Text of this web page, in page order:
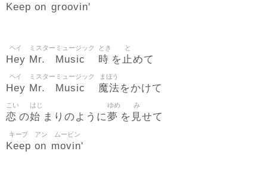
Keep on groovin'
Hey
ヘイ
Mr.
ミスター
Music
ミュージック
時
とき
を 止
と
めて
Hey
ヘイ
Mr.
ミスター
Music
ミュージック
魔法
まほう
をかけて
恋
こい
の始
はじ
まりのように夢
ゆめ
を 見
み
せて
Keep
キープ
on
アン
movin'
ムービン